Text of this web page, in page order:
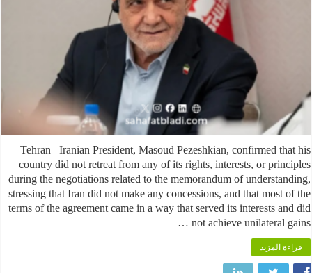
Tehran –Iranian President, Masoud Pezeshkian, confirmed
country did not retreat from any of its rights, interests, or
during the negotiations related to the memorandum of
stressing that Iran did not make any concessions, and that
terms of the agreement came in a way that served its interests
not achieve unilateral
المزيد